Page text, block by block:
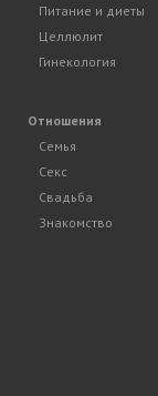
Питание и диеты
Целлюлит
Гинекология
Отношения
Семья
Секс
Свадьба
Знакомство